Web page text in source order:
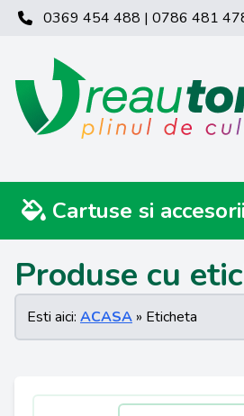
0369 454 488 | 0786 481
Cartuse si accesorii
Produse cu
Esti aici: ACASA » Eticheta